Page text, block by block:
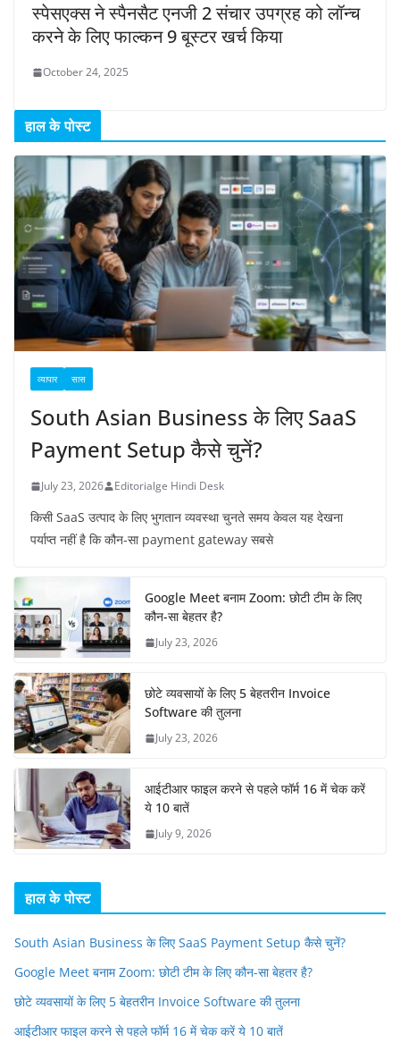
स्पेसएक्स ने स्पैनसैट एनजी 2 संचार उपग्रह को लॉन्च
करने के लिए फाल्कन 9 बूस्टर खर्च किया
October 24, 2025
हाल के पोस्ट
व्यापार सास
South Asian Business के लिए SaaS
Payment Setup कैसे चुनें?
July 23, 2026 Editorialge Hindi Desk
किसी SaaS उत्पाद के लिए भुगतान व्यवस्था चुनते समय केवल यह देखना
पर्याप्त नहीं है कि कौन-सा payment gateway सबसे
Google Meet बनाम Zoom: छोटी टीम के लिए
कौन-सा बेहतर है?
July 23, 2026
छोटे व्यवसायों के लिए 5 बेहतरीन Invoice
Software की तुलना
July 23, 2026
आईटीआर फाइल करने से पहले फॉर्म 16 में चेक करें
ये 10 बातें
July 9, 2026
हाल के पोस्ट
South Asian Business के लिए SaaS Payment Setup कैसे चुनें?
Google Meet बनाम Zoom: छोटी टीम के लिए कौन-सा बेहतर है?
छोटे व्यवसायों के लिए 5 बेहतरीन Invoice Software की तुलना
आईटीआर फाइल करने से पहले फॉर्म 16 में चेक करें ये 10 बातें